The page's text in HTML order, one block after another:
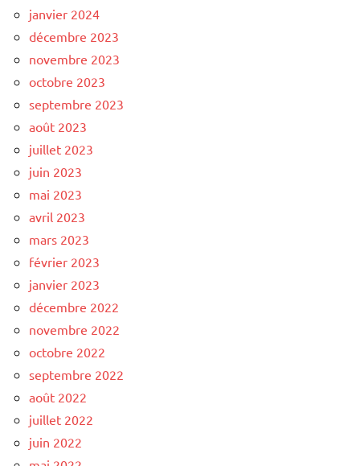
janvier 2024
décembre 2023
novembre 2023
octobre 2023
septembre 2023
août 2023
juillet 2023
juin 2023
mai 2023
avril 2023
mars 2023
février 2023
janvier 2023
décembre 2022
novembre 2022
octobre 2022
septembre 2022
août 2022
juillet 2022
juin 2022